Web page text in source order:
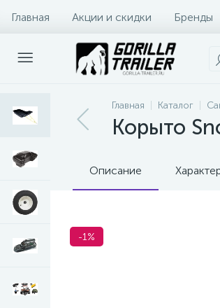
Главная Акции и скидки Бренды
Оплата и доставка Контакты
Главная Каталог
Корыто
Описание
-1%